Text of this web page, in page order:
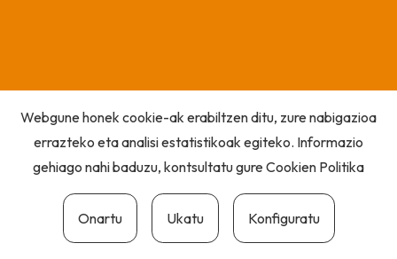
Webgune honek cookie-ak erabiltzen ditu, zure nabigazioa
errazteko eta analisi estatistikoak egiteko. Informazio
gehiago nahi baduzu, kontsultatu gureCookien Politika
Onartu Ukatu Konfiguratu